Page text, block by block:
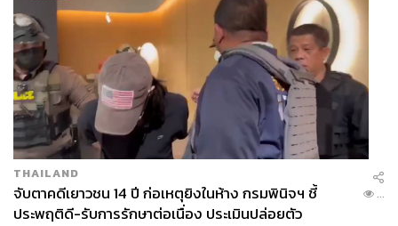
THAILAND
จับตาคดีเยาวชน 14 ปี ก่อเหตุยิงในห้าง กรมพินิจฯ ชี้
ประพฤติดี-รับการรักษาต่อเนื่อง ประเมินปล่อยตัว
...